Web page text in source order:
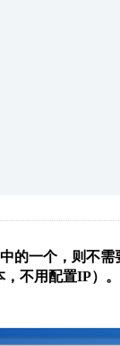
的一个，则不
不用配置IP）。